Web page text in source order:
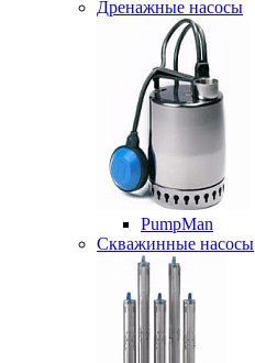
Дренажные насосы
PumpMan
Скважинные насосы